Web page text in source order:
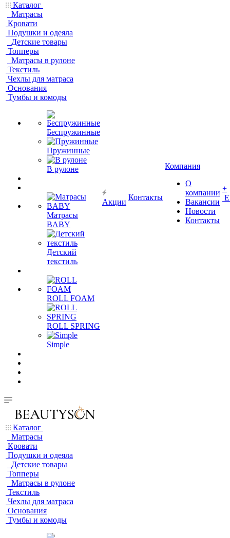
Каталог
Матрасы
Кровати
Подушки и одеяла
Детские товары
Топперы
Матрасы в рулоне
Текстиль
Чехлы для матраса
Основания
Тумбы и комоды
Беспружинные
Пружинные
В рулоне
Матрасы
BABY
Детский
текстиль
ROLL FOAM
ROLL SPRING
Simple
Акции
Контакты
Компания
О
компании
Вакансии
Новости
Контакты
+
Каталог
Матрасы
Кровати
Подушки и одеяла
Детские товары
Топперы
Матрасы в рулоне
Текстиль
Чехлы для матраса
Основания
Тумбы и комоды